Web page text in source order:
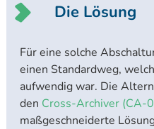
Die Lösung
Für eine solche
einen Standardweg,
aufwendig war. Die
den Cross-Archiver (CA-
maßgeschneiderte